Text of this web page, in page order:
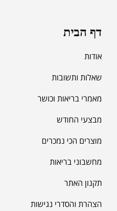
דף הבית
אודות
שאלות ותשובות
מאמרי בריאות וכושר
מבצעי החודש
מוצרים הכי נמכרים
מחשבוני בריאות
תקנון האתר
הצהרת והסדרי נגישות